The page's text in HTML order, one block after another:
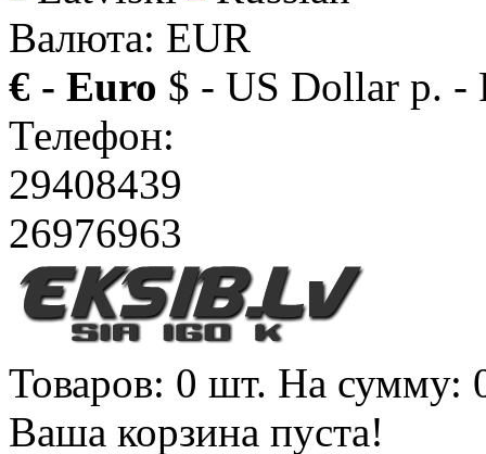
Валюта: EUR
€ - Euro $ - US Dollar р. -
Телефон:
29408439
26976963
Товаров: 0 шт. На сумму:
Ваша корзина пуста!